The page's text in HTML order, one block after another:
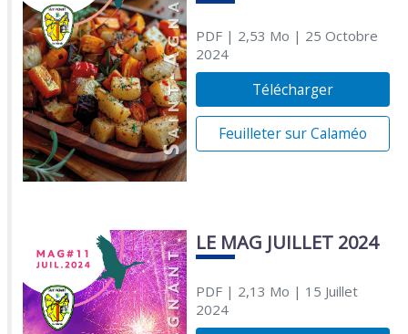
PDF| 2,53 Mo | 25 Octobre
2024
Télécharger
Feuilleter sur Calaméo
LE MAG JUILLET 2024
PDF| 2,13 Mo | 15 Juillet
2024